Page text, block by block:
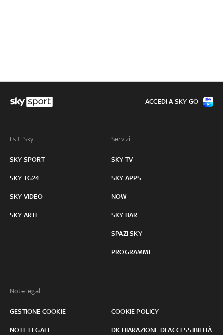
I siti Sky:
SKY SPORT
SKY TG24
SKY VIDEO
SKY ARTE
Servizi:
SKY TV
SKY APPS
NOW
SKY BAR
SPAZI SKY
PROGRAMMI
Note legali:
GESTIONE COOKIE COOKIE POLICY
NOTE LEGALI DICHIARAZIONE DI ACCESSIBILITÀ
ACCEDI A SKY GO